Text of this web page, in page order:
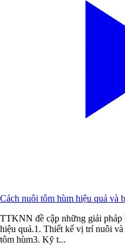
Cách nuôi tôm hùm hiệu quả và
TTKNN đề cập những giải pháp
hiệu quả.1. Thiết kế vị trí nuôi
tôm hùm3. Kỹ t...